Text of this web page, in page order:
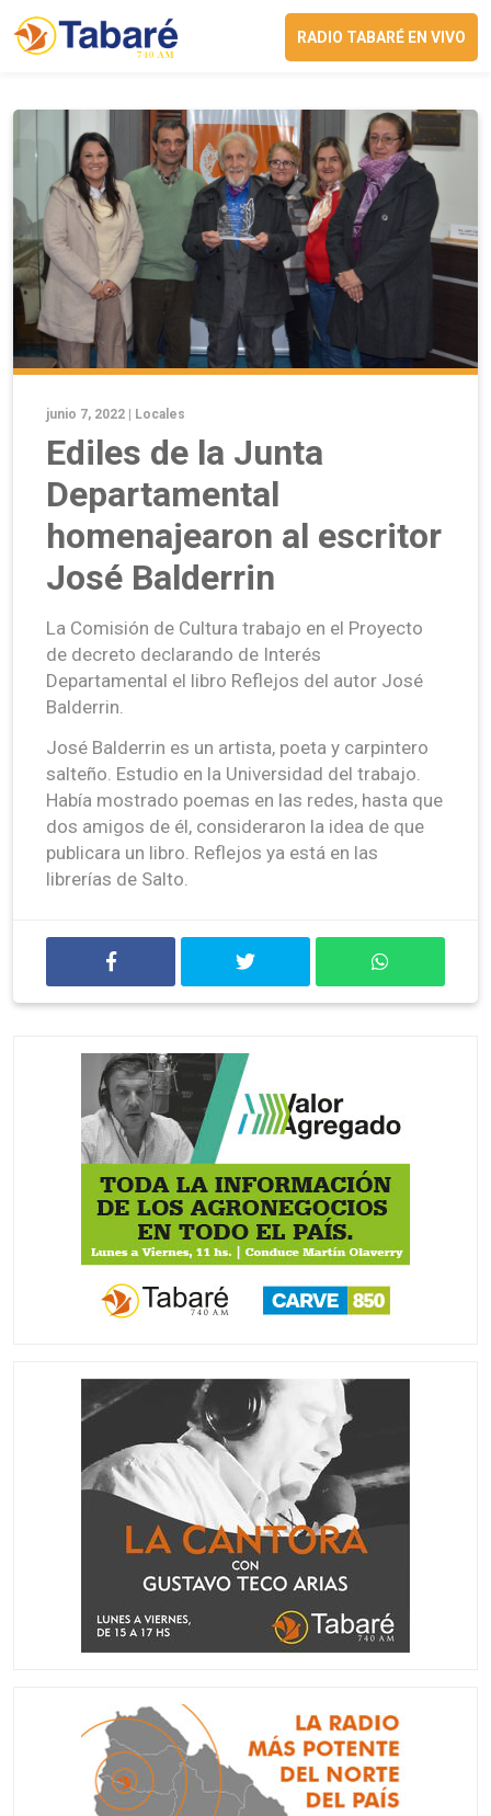
RADIO TABARÉ EN VIVO
junio 7, 2022 | Locales
Ediles de la Junta
Departamental
homenajearon al escritor
José Balderrin
La Comisión de Cultura trabajo en el Proyecto
de decreto declarando de Interés
Departamental el libro Reflejos del autor José
Balderrin.
José Balderrin es un artista, poeta y carpintero
salteño. Estudio en la Universidad del trabajo.
Había mostrado poemas en las redes, hasta que
dos amigos de él, consideraron la idea de que
publicara un libro. Reflejos ya está en las
librerías de Salto.